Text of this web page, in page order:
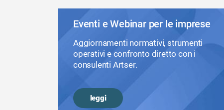
Eventi e Webinar per le imprese
Aggiornamenti normativi, strumenti
operativi e confronto diretto con i
consulenti Artser.
leggi